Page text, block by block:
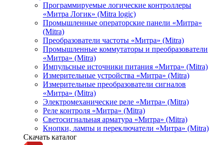
Программируемые логические контроллеры
«Митра Логик» (Mitra logic)
Промышленные операторские панели «Митра»
(Mitra)
Преобразователи частоты «Митра» (Mitra)
Промышленные коммутаторы и преобразователи
«Митра» (Mitra)
Импульсные источники питания «Митра» (Mitra)
Измерительные устройства «Митра» (Mitra)
Измерительные преобразователи сигналов
«Митра» (Mitra)
Электромеханические реле «Митра» (Mitra)
Реле контроля «Митра» (Mitra)
Светосигнальная арматура «Митра» (Mitra)
Кнопки, лампы и переключатели «Митра» (Mitra)
Скачать каталог